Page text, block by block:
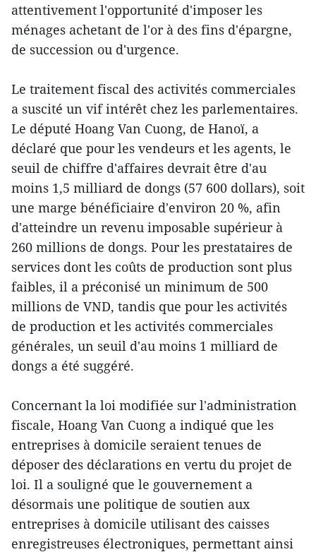
attentivement l'opportunité d'imposer les
ménages achetant de l'or à des fins d'épargne,
de succession ou d'urgence.
Le traitement fiscal des activités commerciales
a suscité un vif intérêt chez les parlementaires.
Le député Hoang Van Cuong, de Hanoï, a
déclaré que pour les vendeurs et les agents, le
seuil de chiffre d'affaires devrait être d'au
moins 1,5 milliard de dongs (57 600 dollars), soit
une marge bénéficiaire d'environ 20 %, afin
d'atteindre un revenu imposable supérieur à
260 millions de dongs. Pour les prestataires de
services dont les coûts de production sont plus
faibles, il a préconisé un minimum de 500
millions de VND, tandis que pour les activités
de production et les activités commerciales
générales, un seuil d'au moins 1 milliard de
dongs a été suggéré.
Concernant la loi modifiée sur l'administration
fiscale, Hoang Van Cuong a indiqué que les
entreprises à domicile seraient tenues de
déposer des déclarations en vertu du projet de
loi. Il a souligné que le gouvernement a
désormais une politique de soutien aux
entreprises à domicile utilisant des caisses
enregistreuses électroniques, permettant ainsi